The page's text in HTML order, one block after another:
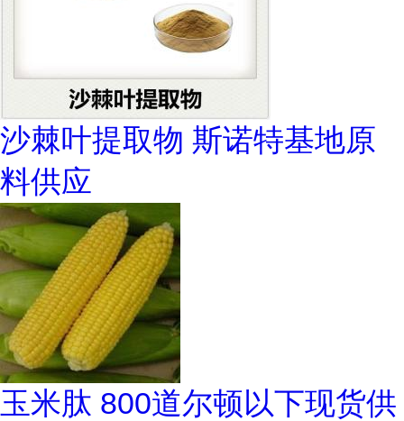
沙棘叶提取物 斯诺特基地原
料供应
玉米肽 800道尔顿以下现货供